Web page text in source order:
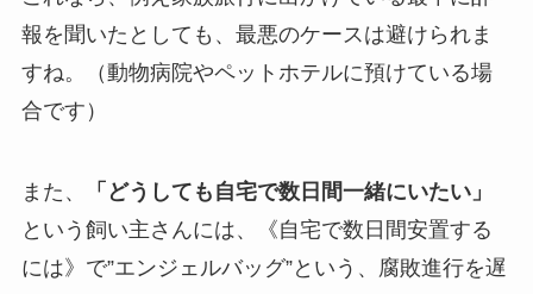
報を聞いたとしても、最悪のケースは避けられま
すね。（動物病院やペットホテルに預けている場
合です）
また、
「どうしても自宅で数日間一緒にいたい」
という飼い主さんには、《自宅で数日間安置する
には》で”エンジェルバッグ”という、腐敗進行を遅